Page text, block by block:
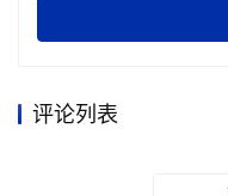
R2C（Robot to Cloud
共同打造R2C开放协议
评论列表